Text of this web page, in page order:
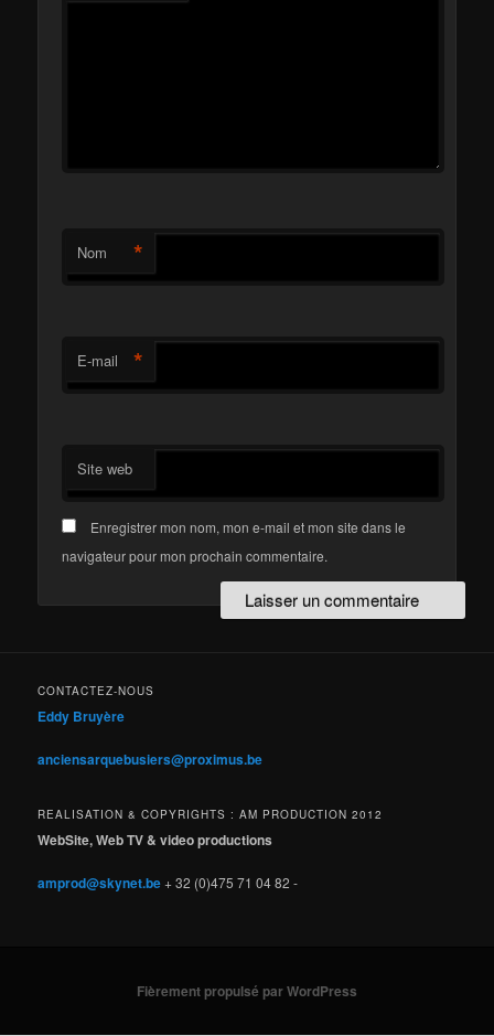
Nom *
E-mail *
Site web
Enregistrer mon nom, mon e-mail et mon site dans le
navigateur pour mon prochain commentaire.
CONTACTEZ-NOUS
Eddy Bruyère
anciensarquebusiers@proximus.be
REALISATION & COPYRIGHTS : AM PRODUCTION 2012
WebSite, Web TV & video productions
amprod@skynet.be+ 32 (0)475 71 04 82 -
Fièrement propulsé par WordPress